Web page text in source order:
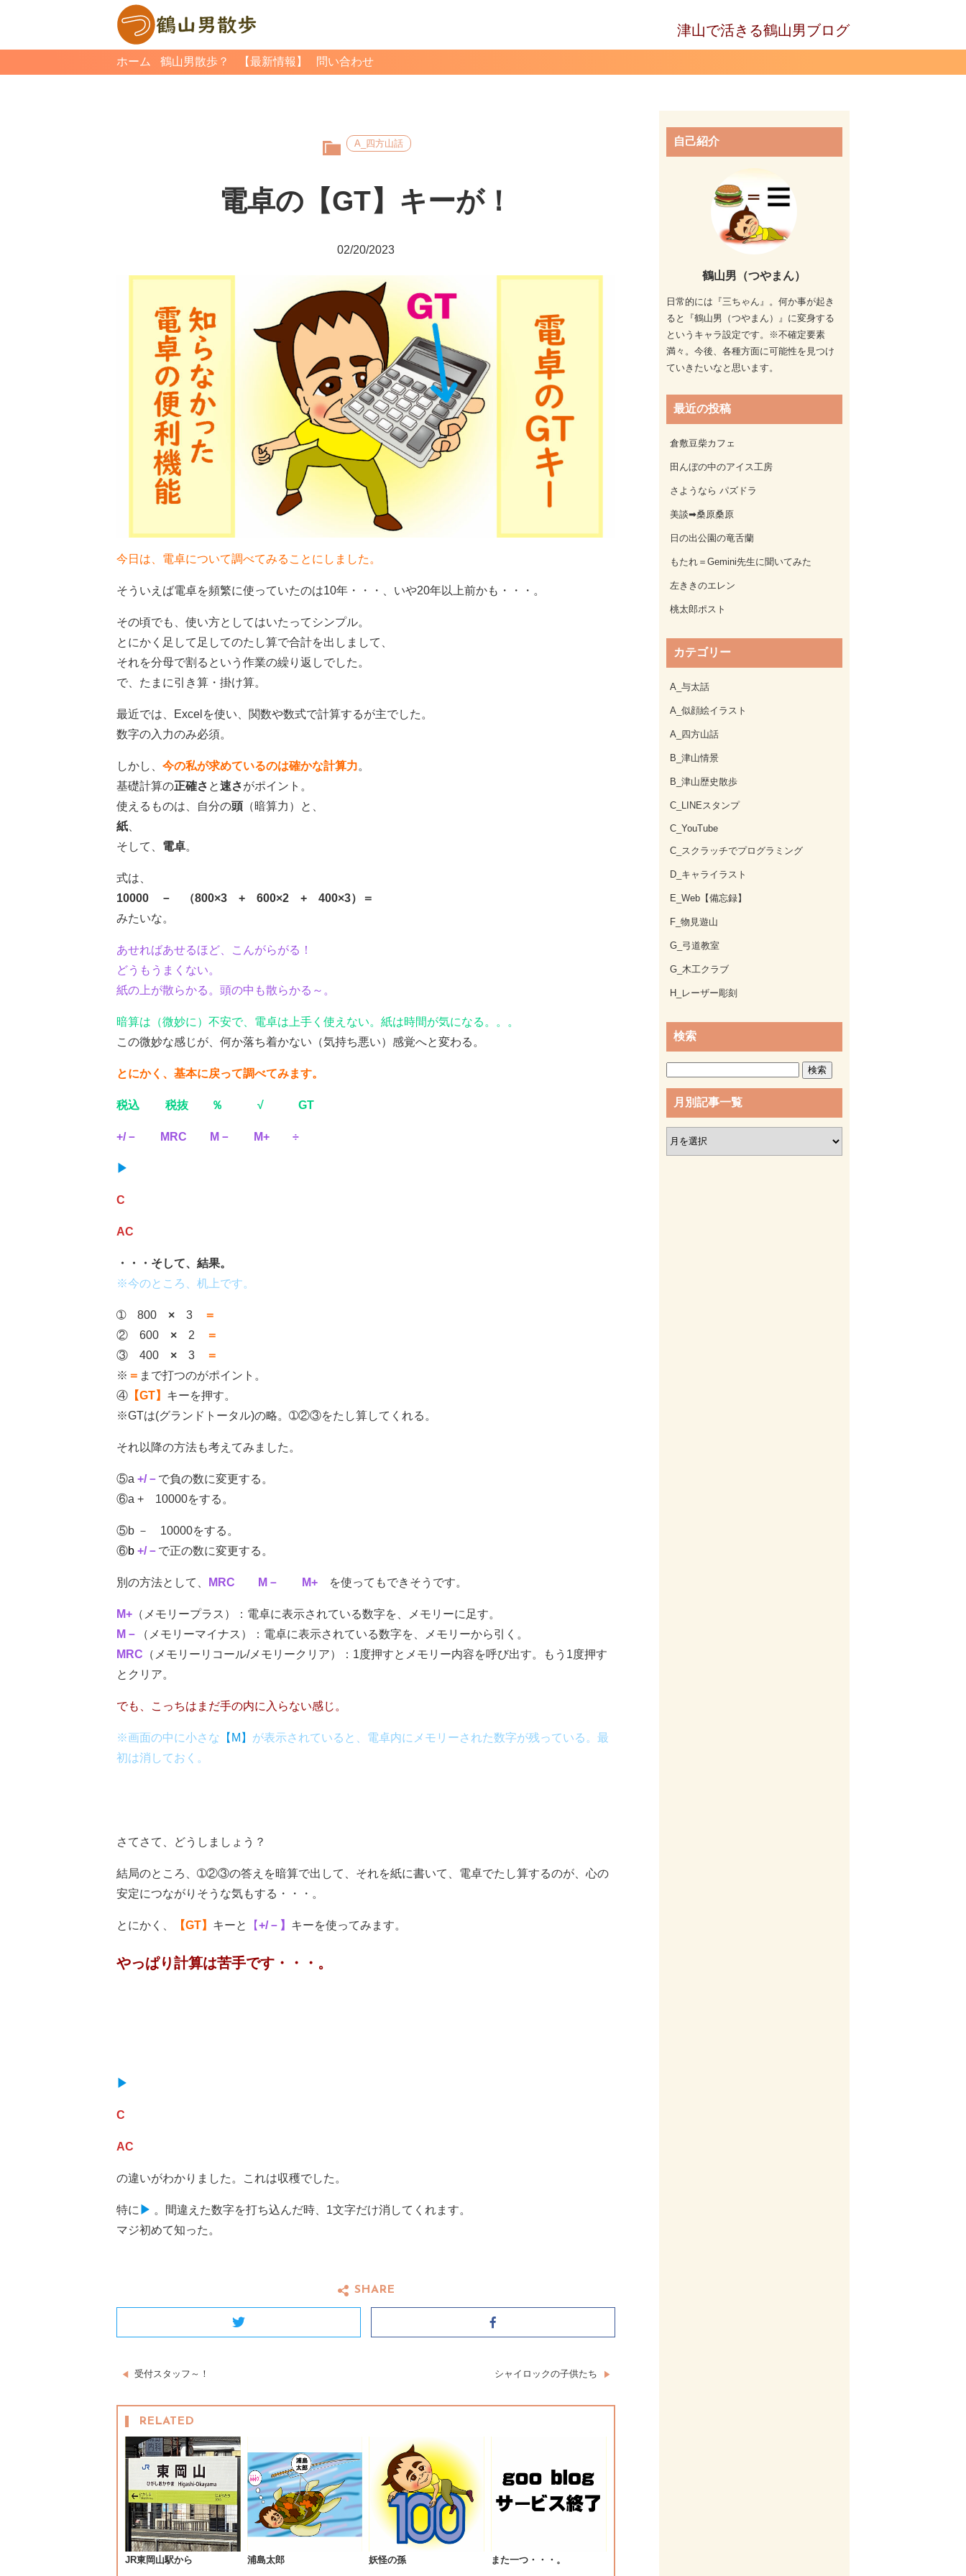
津山で活きる鶴山男ブログ
ホーム 鶴山男散歩？ 【最新情報】 問い合わせ
A_四方山話
電卓の【GT】キーが！
02/20/2023
今日は、電卓について調べてみることにしました。
そういえば電卓を頻繁に使っていたのは10年・・・、いや20年以上前かも・・・。
その頃でも、使い方としてはいたってシンプル。
とにかく足して足してのたし算で合計を出しまして、
それを分母で割るという作業の繰り返しでした。
で、たまに引き算・掛け算。
最近では、Excelを使い、関数や数式で計算するが主でした。
数字の入力のみ必須。
しかし、 今の私が求めているのは確かな計算力。
基礎計算の正確さ と速さがポイント。
使えるものは、自分の頭 （暗算力）と、
紙
そして、 電卓。
式は、
10000 － （800×3 + 600×2 + 400×3）＝
みたいな。
あせればあせるほど、こんがらがる！
どうもうまくない。
紙の上が散らかる。頭の中も散らかる～。
暗算は（微妙に）不安で、電卓は上手く使えない。紙は時間が気になる。。。
この微妙な感じが、何か落ち着かない（気持ち悪い）感覚へと変わる。
とにかく、基本に戻って調べてみます。
税込 税抜 ％ √ GT
+/－ MRC M－ M+ ÷
▶
C
AC
・・・そして、結果。
※今のところ、机上です。
➀ 800 × 3
＝
② 600 × 2
＝
③ 400 × 3
＝
※ ＝ まで打つのがポイント。
④ 【GT】 キーを押す。
※GTは(グランドトータル)の略。➀②③をたし算してくれる。
それ以降の方法も考えてみました。
⑤a +/－ で負の数に変更する。
⑥a + 10000をする。
⑤b － 10000をする。
⑥b +/－ で正の数に変更する。
別の方法として、 MRC M－ M+ を使ってもできそうです。
M+ （メモリープラス）：電卓に表示されている数字を、メモリーに足す。
M－
（メモリーマイナス）：電卓に表示されている数字を、メモリーから引く。
MRC （メモリーリコール/メモリークリア）：1度押すとメモリー内容を呼び出す。もう1度押す
とクリア。
でも、こっちはまだ手の内に入らない感じ。
※画面の中に小さな 【M】 が表示されていると、電卓内にメモリーされた数字が残っている。最
初は消しておく。
さてさて、どうしましょう？
結局のところ、➀②③の答えを暗算で出して、それを紙に書いて、電卓でたし算するのが、心の
安定につながりそうな気もする・・・。
とにかく、 【GT】 キーと 【+/－】 キーを使ってみます。
やっぱり計算は苦手です・・・。
▶
C
AC
の違いがわかりました。これは収穫でした。
特に ▶ 。間違えた数字を打ち込んだ時、1文字だけ消してくれます。
マジ初めて知った。
SHARE
Twitter
投
稿
ナ
ゲ
ー
シ
受付スタッフ～！ シャイロックの子供たち
RELATED
JR東岡山駅から 浦島太郎 妖怪の孫 また一つ・・・。
自己紹介
鶴山男（つやまん）
日常的には『三ちゃん』。何か事が起き
ると『鶴山男（つやまん）』に変身する
というキャラ設定です。※不確定要素
満々。今後、各種方面に可能性を見つけ
ていきたいなと思います。
最近の投稿
倉敷豆柴カフェ
田んぼの中のアイス工房
さようなら パズドラ
美談➡桑原桑原
日の出公園の竜舌蘭
もたれ＝Gemini先生に聞いてみた
左ききのエレン
桃太郎ポスト
カテゴリー
A_与太話
A_似顔絵イラスト
A_四方山話
B_津山情景
B_津山歴史散歩
C_LINEスタンプ
C_YouTube
C_スクラッチでプログラミング
D_キャライラスト
E_Web【備忘録】
F_物見遊山
G_弓道教室
G_木工クラブ
H_レーザー彫刻
検索
月別記事一覧
別